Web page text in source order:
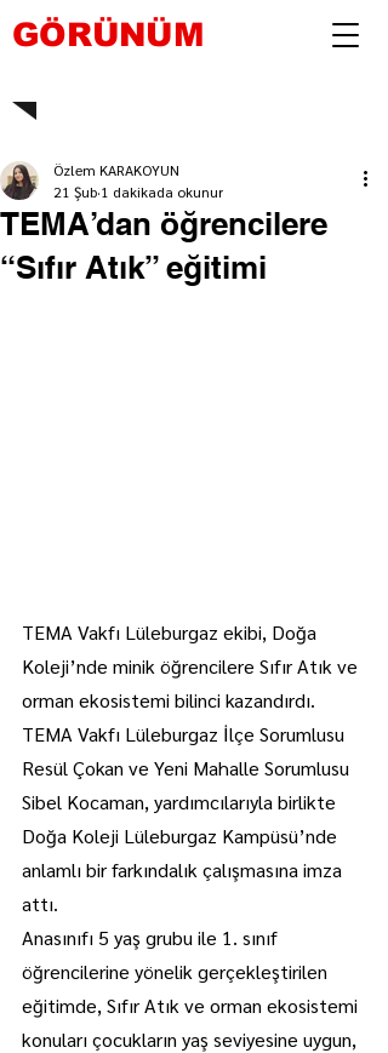
GÖRÜNÜM
TEMA’dan öğrencilere
“Sıfır Atık” eğitimi
Özlem KARAKOYUN
21 Şub 1 dakikada okunur
TEMA Vakfı Lüleburgaz ekibi, Doğa
Koleji’nde minik öğrencilere Sıfır Atık ve
orman ekosistemi bilinci kazandırdı.
TEMA Vakfı Lüleburgaz İlçe Sorumlusu
Resül Çokan ve Yeni Mahalle Sorumlusu
Sibel Kocaman, yardımcılarıyla birlikte
Doğa Koleji Lüleburgaz Kampüsü’nde
anlamlı bir farkındalık çalışmasına imza
attı.
Anasınıfı 5 yaş grubu ile 1. sınıf
öğrencilerine yönelik gerçekleştirilen
eğitimde, Sıfır Atık ve orman ekosistemi
konuları çocukların yaş seviyesine uygun,